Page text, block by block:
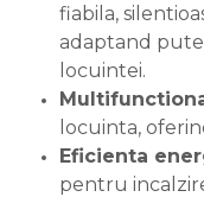
fiabila,
adaptand
locuintei.
locuinta,
Eficienta
pentru